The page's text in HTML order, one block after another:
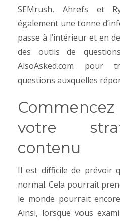
SEMrush, Ahrefs et
également une tonne
passe à l’intérieur et en
des outils de
AlsoAsked.com pour
questions auxquelles
votre
contenu
Il est difficile de prévoir
normal. Cela pourrait
le monde pourrait
Ainsi, lorsque vous